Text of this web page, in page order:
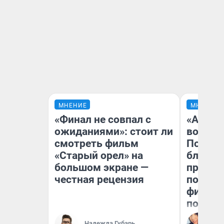
МНЕНИЕ
«Финал не совпал с
ожиданиями»: стоит ли
смотреть фильм
«Старый орел» на
большом экране —
честная рецензия
МНЕНИЕ
вот